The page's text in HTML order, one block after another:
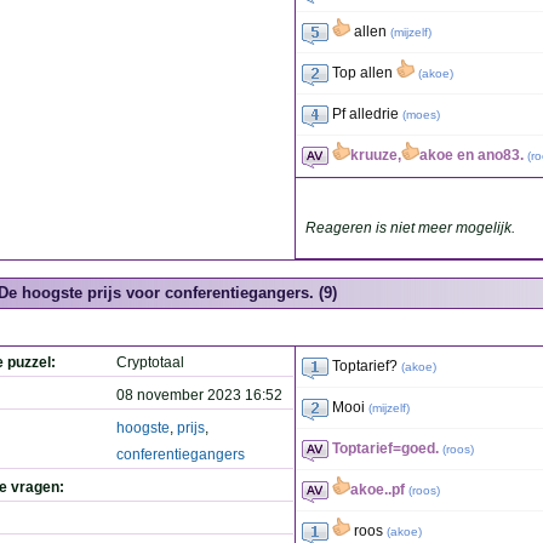
allen (mijzelf)
Top allen (akoe)
Pf alledrie (moes)
kruuze, akoe en ano83. (
Reageren is niet meer mogelijk.
hoogste prijs voor conferentiegangers. (9)
puzzel:
Cryptotaal
08 november 2023 16:52
hoogste, prijs,
conferentiegangers
vragen:
Toptarief? (akoe)
Mooi (mijzelf)
Toptarief=goed. (roos)
akoe..pf (roos)
roos (akoe)